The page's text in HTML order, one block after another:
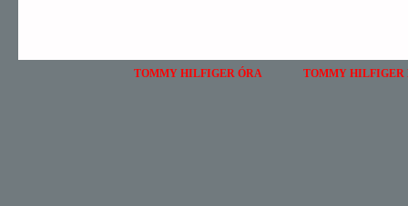
TOMMY HILFIGER ÓRA TOMMY HILFIGER